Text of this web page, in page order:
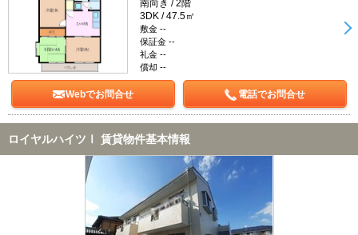
南向き / 2階
3DK / 47.5㎡
敷金 --
保証金 --
礼金 --
償却 --
Webでお問合せ 電話でお問合せ
ロイヤルハイツⅠ 賃貸物件基本情報